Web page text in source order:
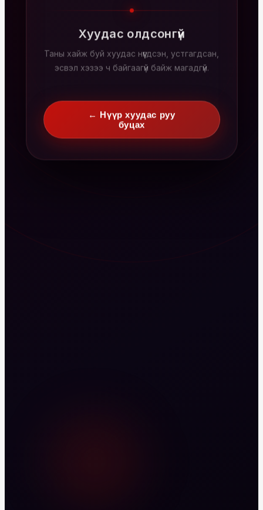
Хуудас олдсонгүй
Таны хайж буй хуудас нүүгдсэн, устгагдсан,
эсвэл хэзээ ч байгаагүй байж магадгүй.
← Нүүр хуудас руу
буцах